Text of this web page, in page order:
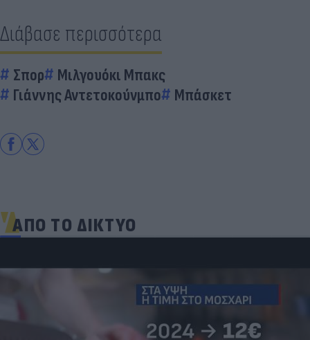
Διάβασε περισσότερα
Σπορ
Μιλγουόκι Μπακς
Γιάννης Αντετοκούνμπο
Μπάσκετ
ΑΠΟ ΤΟ ΔΙΚΤΥΟ